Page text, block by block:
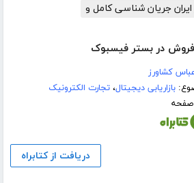
ایران جریان شناسی کامل و
فروش در بستر فیسبوک
کشاورز
بازاریابی دیجیتال،تجارت الکترونیک
دریافت از کتابراه